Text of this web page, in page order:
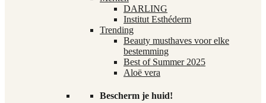
DARLING
Institut Esthéderm
Trending
Beauty musthaves voor elke
bestemming
Best of Summer 2025
Aloë vera
Bescherm je huid!